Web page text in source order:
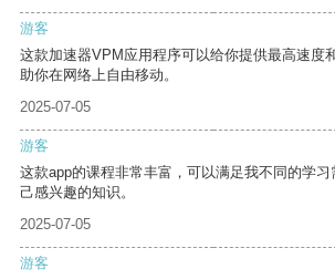
游客
这款加速器VPM应用程序可以给你提供最高速度
助你在网络上自由移动。
2025-07-05
游客
这款app的课程非常丰富，可以满足我不同的学
己感兴趣的知识。
2025-07-05
游客